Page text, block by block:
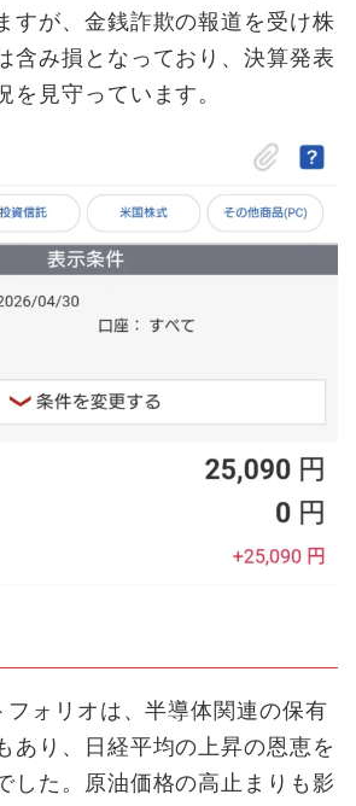
すが、金銭詐欺の報道を受け株
含み損となっており、決算発表
を見守っています。
ォリオは、半導体関連の保有
あり、日経平均の上昇の恩恵を
した。原油価格の高止まりも影